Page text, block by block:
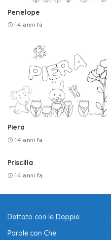
Penelope
14 anni fa
Piera
14 anni fa
Priscilla
14 anni fa
Dettato con le Doppie
Parole con Che